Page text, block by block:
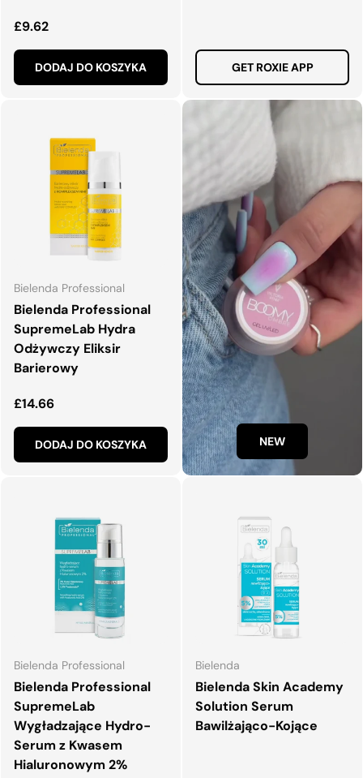
Normalna cena
£9.62
DODAJ DO KOSZYKA GET ROXIE APP
Bielenda Professional
Bielenda Professional
SupremeLab Hydra
Odżywczy Eliksir
Barierowy
Normalna cena
£14.66
DODAJ DO KOSZYKA NEW
Bielenda Professional
Bielenda Professional
SupremeLab
Wygładzające Hydro-
Serum z Kwasem
Hialuronowym 2%
Bielenda
Bielenda Skin Academy
Solution Serum
Bawilżająco-Kojące